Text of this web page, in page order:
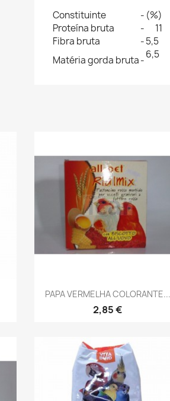
Constituinte
- (%)
Proteína bruta
-
11
Fibra bruta
-5,5
Matéria gorda bruta-6,5
PAPA VERMELHA COLORANTE...
2,85 €
Vista rápida